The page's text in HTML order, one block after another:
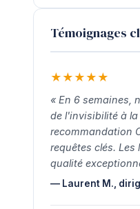
Témoignages
★ ★ ★ ★ ★
« En 6 semaines,
de l'invisibilité à la
recommandation
requêtes clés.
qualité
— Laurent M.,